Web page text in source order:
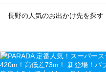
長野の人気のお出かけ先を探す
を探す
軽井沢・万座・嬬恋・北軽井